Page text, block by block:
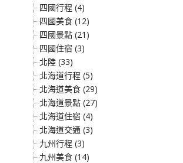
四國行程 (4)
四國美食 (12)
四國景點 (21)
四國住宿 (3)
北陸 (33)
北海道行程 (5)
北海道美食 (29)
北海道景點 (27)
北海道住宿 (4)
北海道交通 (3)
九州行程 (3)
九州美食 (14)